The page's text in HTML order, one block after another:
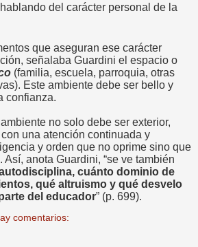
del carácter personal de la
que aseguran ese carácter
señalaba Guardini el espacio o
(familia, escuela, parroquia, otras
Este ambiente debe ser bello y
confianza.
no solo debe ser exterior,
una atención continuada y
y orden que no oprime sino que
anota Guardini, “se ve también
cuánto dominio de
qué altruismo y qué desvelo
del educador” (p. 699).
comentarios: